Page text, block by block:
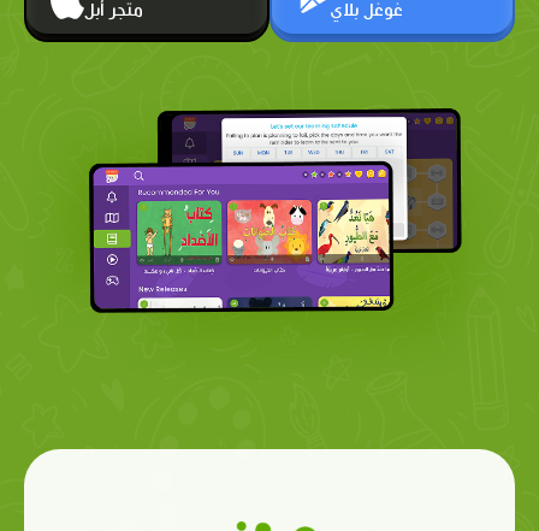
متجر أبل غوغل بلاي